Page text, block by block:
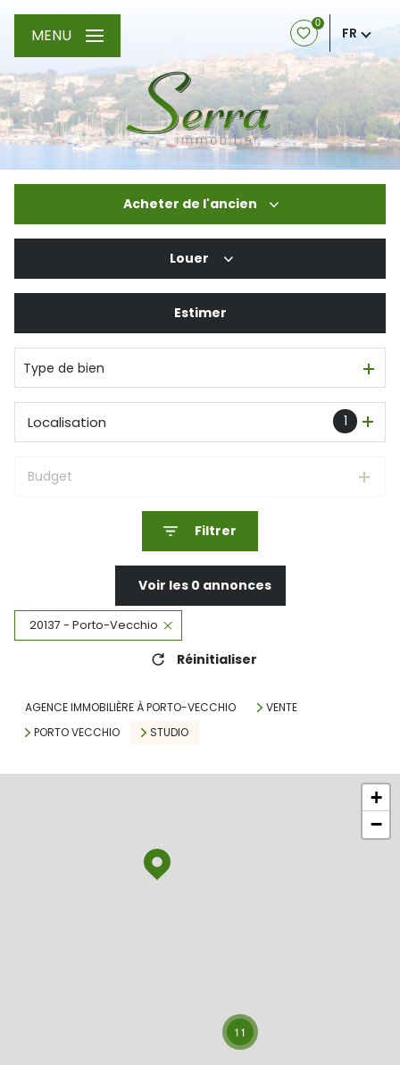
0
FR
MENU
Acheter de l'ancien
Louer
Estimer
Type de bien
1
Localisation
Budget
Filtrer
Voir les 0 annonces
20137 - Porto-Vecchio
Réinitialiser
AGENCE IMMOBILIÈRE À PORTO-VECCHIO
VENTE
PORTO VECCHIO
STUDIO
11
+
−